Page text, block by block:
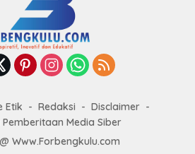
Etik Redaksi
Disclaimer
Media Siber
Www.Forbengkulu.com